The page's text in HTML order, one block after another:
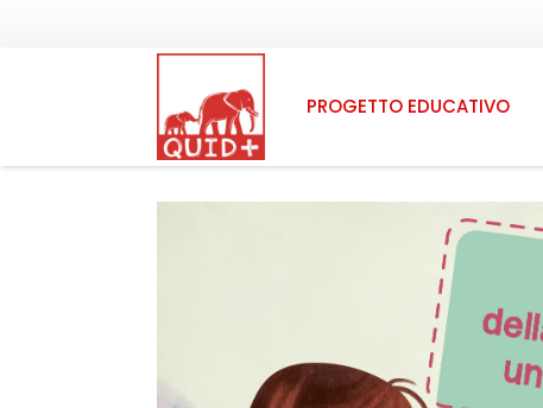
PROGETTO EDUCATIVO